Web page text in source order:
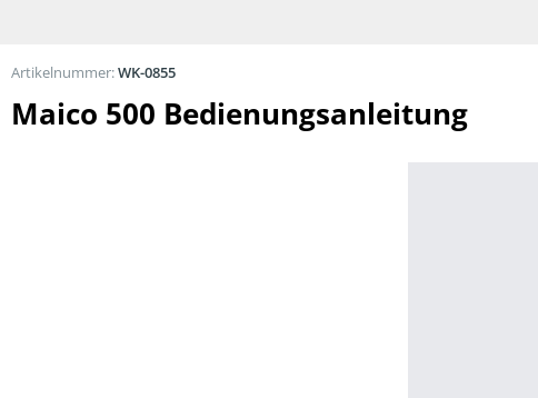
Maico 500 Bedienungsanleitung
Artikelnummer:WK-0855